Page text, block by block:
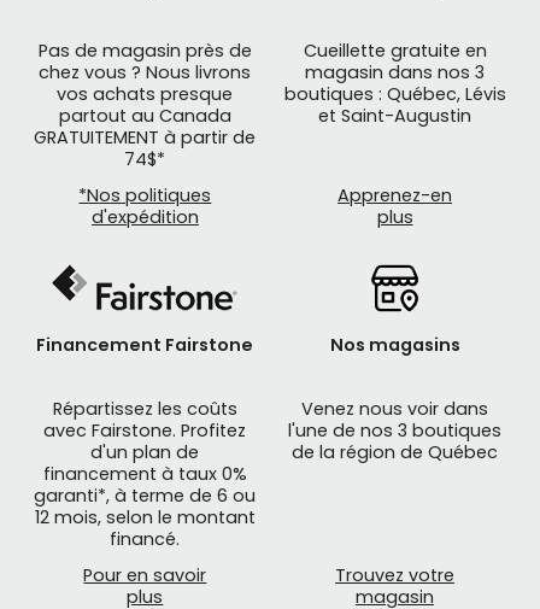
Pas de magasin près de
chez vous ? Nous livrons
vos achats presque
partout au Canada
GRATUITEMENT à partir de
74$*
*Nos politiques
d'expédition
Cueillette gratuite en
magasin dans nos 3
boutiques : Québec, Lévis
et Saint-Augustin
Apprenez-en
plus
Financement Fairstone
Répartissez les coûts
avec Fairstone. Profitez
d'un plan de
financement à taux 0%
garanti*, à terme de 6 ou
12 mois, selon le montant
financé.
Pour en savoir
plus
Nos magasins
Venez nous voir dans
l'une de nos 3 boutiques
de la région de Québec
Trouvez votre
magasin